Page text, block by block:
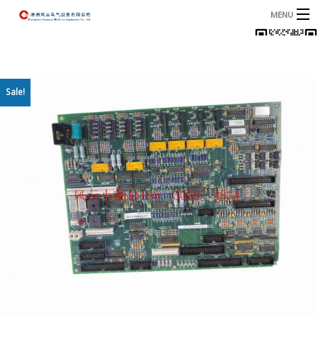
MENU
产品
关于我们
Sale!